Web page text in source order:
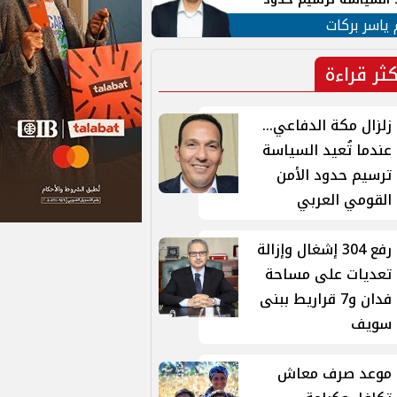
القومي العربي
ياسر بركات
قراءة
زلزال مكة الدفاعي...
عندما تُعيد السياسة
ترسيم حدود الأمن
القومي العربي
رفع 304 إشغال وإزالة
تعديات على مساحة
فدان و7 قراريط ببنى
سويف
موعد صرف معاش